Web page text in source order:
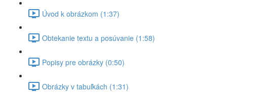
Úvod k obrázkom (1:37)
Obtekanie textu a posúvanie (1:58)
Popisy pre obrázky (0:50)
Obrázky v tabuľkách (1:31)